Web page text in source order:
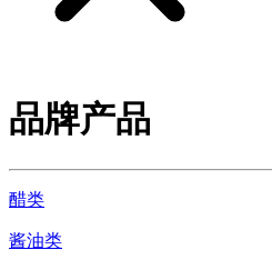
品牌产品
醋类
酱油类